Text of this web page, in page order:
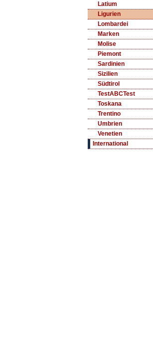
Latium
Ligurien
Lombardei
Marken
Molise
Piemont
Sardinien
Sizilien
Südtirol
TestABCTest
Toskana
Trentino
Umbrien
Venetien
International